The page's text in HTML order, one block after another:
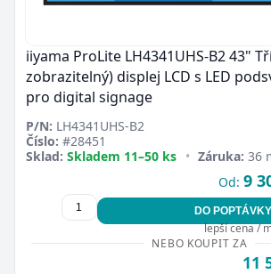
iiyama ProLite LH4341UHS-B2 43"
zobrazitelný) displej LCD s LED
pro digital signage
P/N: LH4341UHS-B2
Číslo: #28451
Sklad: Skladem 11–50 ks • Záruka: 36
Od: 9
DO POPTÁVKY
lepší cena /
NEBO KOUPIT ZA
11